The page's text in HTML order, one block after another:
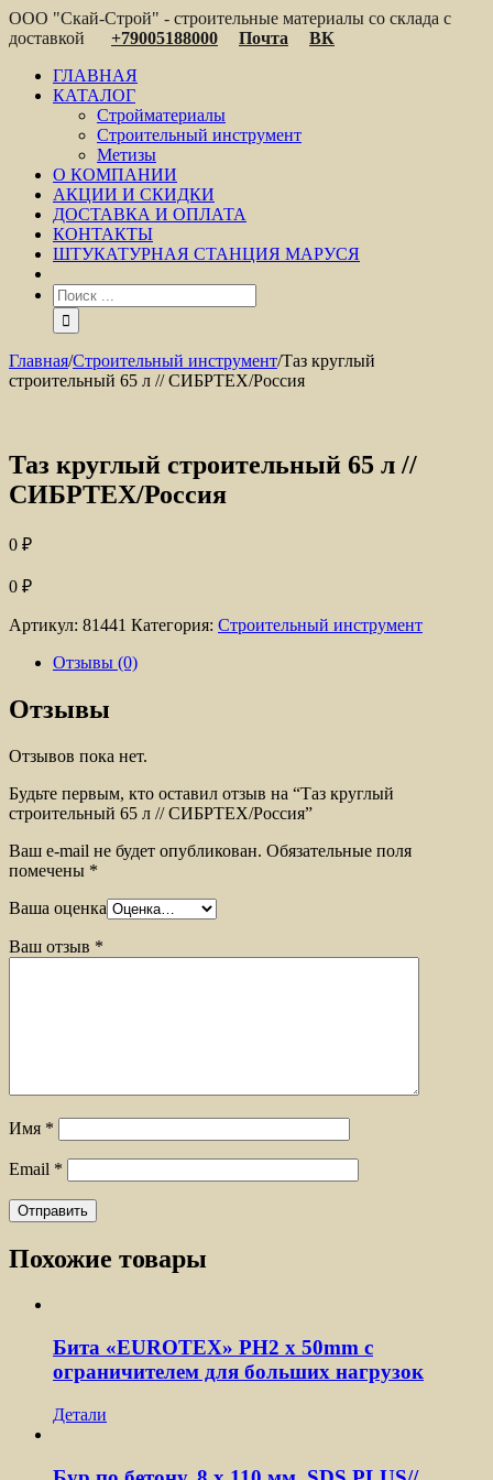
ООО "Скай-Строй" - строительные материалы со склада с
доставкой
+79005188000 Почта
ВК
ГЛАВНАЯ
КАТАЛОГ
Стройматериалы
Строительный инструмент
Метизы
О КОМПАНИИ
АКЦИИ И СКИДКИ
ДОСТАВКА И ОПЛАТА
КОНТАКТЫ
ШТУКАТУРНАЯ СТАНЦИЯ МАРУСЯ
Главная/Строительный инструмент/Таз круглый
строительный 65 л // СИБРТЕХ/Россия
Таз круглый строительный 65 л //
СИБРТЕХ/Россия
0 ₽
0 ₽
Артикул: 81441 Категория: Строительный инструмент
Отзывы (0)
Отзывы
Отзывов пока нет.
Будьте первым, кто оставил отзыв на “Таз круглый
строительный 65 л // СИБРТЕХ/Россия”
Ваш e-mail не будет опубликован. Обязательные поля
помечены *
Ваша оценка
Ваш отзыв *
Имя *
Email *
Похожие товары
Бита «EUROTEX» PH2 х 50mm с
ограничителем для больших нагрузок
Детали